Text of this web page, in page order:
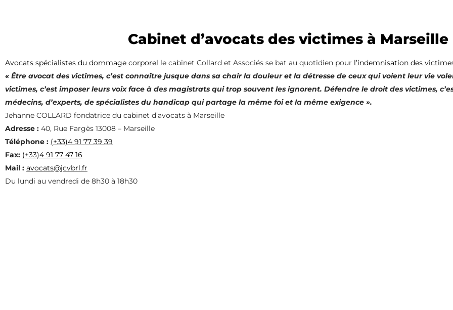
Cabinet d’avocats des victimes à Marseille
Avocats spécialistes du dommage corporel le cabinet Collard et Associés se bat au quotidien pour l’indemnisation des
« Être avocat des victimes, c’est connaître jusque dans sa chair la douleur et la détresse de ceux qui voient leur vie
victimes, c’est imposer leurs voix face à des magistrats qui trop souvent les ignorent. Défendre le droit des victimes,
médecins, d’experts, de spécialistes du handicap qui partage la même foi et la même exigence ».
Jehanne COLLARD fondatrice du cabinet d’avocats à Marseille
Adresse : 40, Rue Fargès 13008 – Marseille
Téléphone : (+33)4 91 77 39 39
Fax: (+33)4 91 77 47 16
Mail : avocats@jcvbrl.fr
Du lundi au vendredi de 8h30 à 18h30